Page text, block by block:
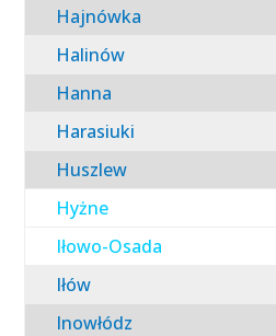
Hajnówka
Halinów
Hanna
Harasiuki
Huszlew
Hyżne
Iłowo-Osada
Iłów
Inowłódz